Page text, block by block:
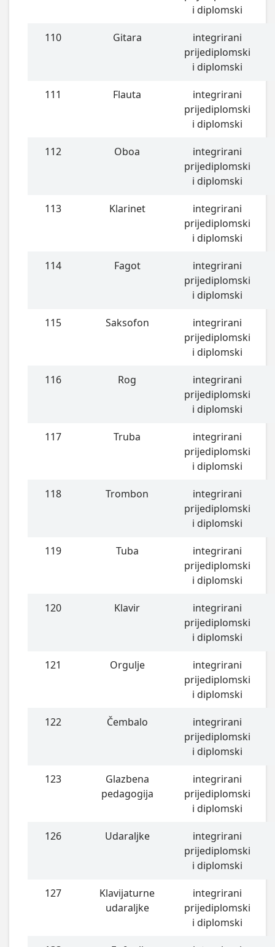
i diplomski
110 Gitara
integrirani
prijediplomski
i diplomski
111 Flauta
integrirani
prijediplomski
i diplomski
112 Oboa
integrirani
prijediplomski
i diplomski
113 Klarinet
integrirani
prijediplomski
i diplomski
114 Fagot
integrirani
prijediplomski
i diplomski
115 Saksofon
integrirani
prijediplomski
i diplomski
116 Rog
integrirani
prijediplomski
i diplomski
117 Truba
integrirani
prijediplomski
i diplomski
118 Trombon
integrirani
prijediplomski
i diplomski
119 Tuba
integrirani
prijediplomski
i diplomski
120 Klavir
integrirani
prijediplomski
i diplomski
121 Orgulje
integrirani
prijediplomski
i diplomski
122 Čembalo
integrirani
prijediplomski
i diplomski
123
Glazbena
pedagogija
integrirani
prijediplomski
i diplomski
126 Udaraljke
integrirani
prijediplomski
i diplomski
127
Klavijaturne
udaraljke
integrirani
prijediplomski
i diplomski